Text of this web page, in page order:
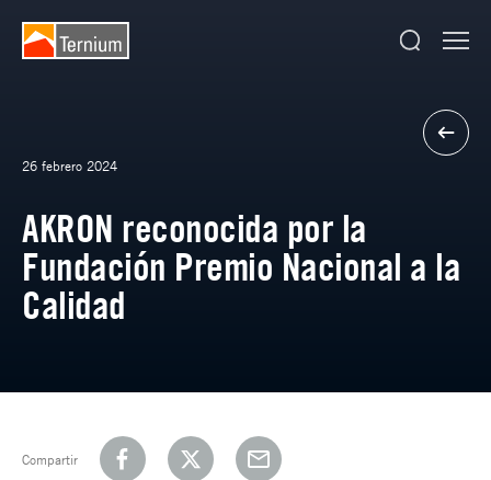
26 febrero 2024
AKRON reconocida por la
Fundación Premio Nacional a la
Calidad
Compartir